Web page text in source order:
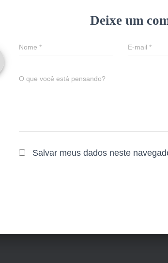
Deixe um
Nome * E-mail*
O que você está pensando?
Salvar meus dados neste